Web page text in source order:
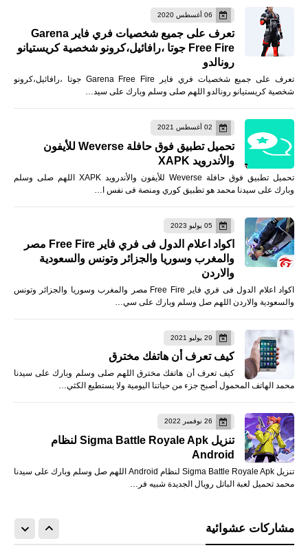
06 أغسطس 2020
تعرف على جميع شخصيات فري فاير Garena
Free Fire جوتا ،رافائيل،كرونو شخصية كريستيانو
رونالدو
تعرف على جميع شخصيات فري فاير Garena Free Fire جوتا ،رافائيل،كرونو
شخصية كريستيانو رونالدو اللهم صلى وسلم وبارك على سيد…
02 أغسطس 2021
تحميل تطبيق فوق حافلة Weverse للأيفون
والأندرويد XAPK
تحميل تطبيق فوق حافلة Weverse للأيفون والأندرويد XAPK اللهم صلى وسلم
وبارك على سيدنا محمد هو تطبيق كوري ومنصة فى نفس ا…
05 يوليو 2023
اكواد اعلام الدول فى فري فاير Free Fire مصر
والمغرب وسوريا والجزائر وتونس والسعودية
والاردن
اكواد اعلام الدول فى فري فاير Free Fire مصر والمغرب وسوريا والجزائر وتونس
والسعودية والاردن اللهم صل وسلم وبارك على سي…
29 يوليو 2021
كيف تعرف أن هاتفك مخترق
كيف تعرف أن هاتفك مخترق اللهم صلى وسلم وبارك على سيدنا
محمد الهاتف المحمول أصبح جزء من حياتنا اليومية ولا يستطيع الكثي…
26 نوفمبر 2022
تنزيل Sigma Battle Royale Apk لنظام
Android
تنزيل Sigma Battle Royale Apk لنظام Android اللهم صل وسلم وبارك على سيدنا
محمد تحميل لعبة الباتل رويال الجديدة شبيه فر…
مشاركات عشوائية